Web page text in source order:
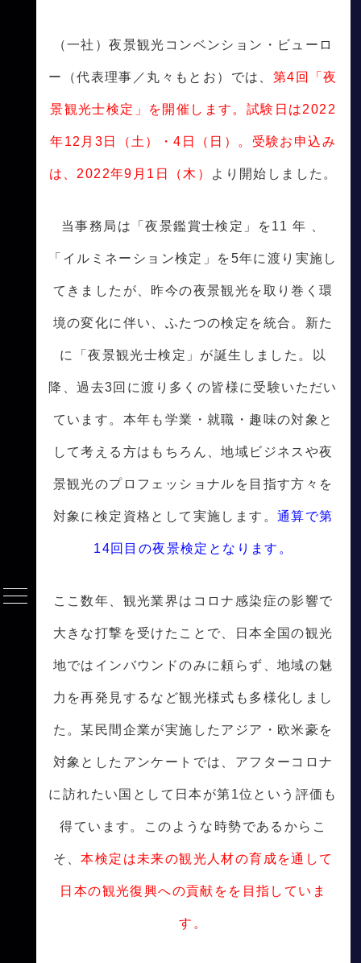
（一社）夜景観光コンベンション・ビューロ
ー（代表理事／丸々もとお）では、 第4回「夜
景観光士検定」を開催します。試験日は2022
年12月3日（土）・4日（日）。受験お申込み
は、2022年9月1日（木） より開始しました。
当事務局は「夜景鑑賞士検定」を11 年 、
「イルミネーション検定」を5年に渡り実施し
てきましたが、昨今の夜景観光を取り巻く環
境の変化に伴い、ふたつの検定を統合。新た
に「夜景観光士検定」が誕生しました。以
降、過去3回に渡り多くの皆様に受験いただい
ています。本年も学業・就職・趣味の対象と
して考える方はもちろん、地域ビジネスや夜
景観光のプロフェッショナルを目指す方々を
対象に検定資格として実施します。通算で第
14回目の夜景検定となります。
ここ数年、観光業界はコロナ感染症の影響で
大きな打撃を受けたことで、日本全国の観光
地ではインバウンドのみに頼らず、地域の魅
力を再発見するなど観光様式も多様化しまし
た。某民間企業が実施したアジア・欧米豪を
対象としたアンケートでは、アフターコロナ
に訪れたい国として日本が第1位という評価も
得ています。このような時勢であるからこ
そ、本検定は未来の観光人材の育成を通して
日本の観光復興への貢献をを目指していま
す。